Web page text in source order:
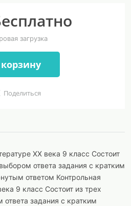
загрузка
Поделиться
ХХ века 9 класс Состоит
ответа задания с кратким
ответом Контрольная
9 класс Состоит из трех
задания с кратким